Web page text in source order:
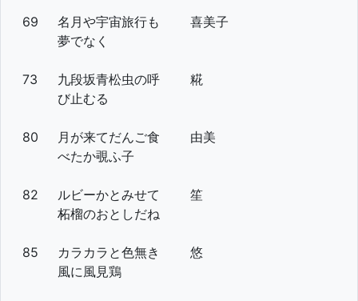
69
名月や宇宙旅行も
夢でなく
喜美子
73
九段坂青松虫の呼
び止むる
糀
80
月が来てだんご食
べたか覗ふ子
由美
82
ルビーかとみせて
柘榴のおとしだね
笙
85
カラカラと色無き
風に風見鶏
悠